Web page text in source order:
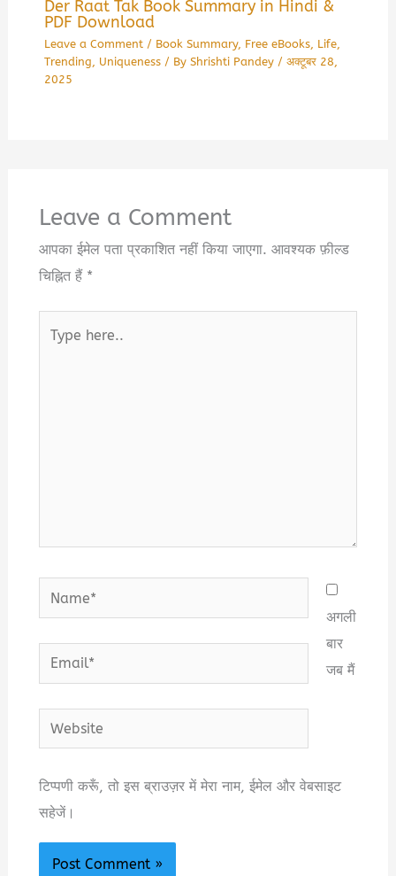
Der Raat Tak Book Summary in Hindi &
PDF Download
Leave a Comment / Book Summary, Free eBooks, Life,
Trending, Uniqueness/ By Shrishti Pandey / अक्टूबर 28,
2025
Leave a Comment
आपका ईमेल पता प्रकाशित नहीं किया जाएगा. आवश्यक फ़ील्ड
चिह्नित हैं *
here..
Name*
Email*
Website
अगली
बार
जब मैं
टिप्पणी करूँ, तो इस ब्राउज़र में मेरा नाम, ईमेल और वेबसाइट
सहेजें।